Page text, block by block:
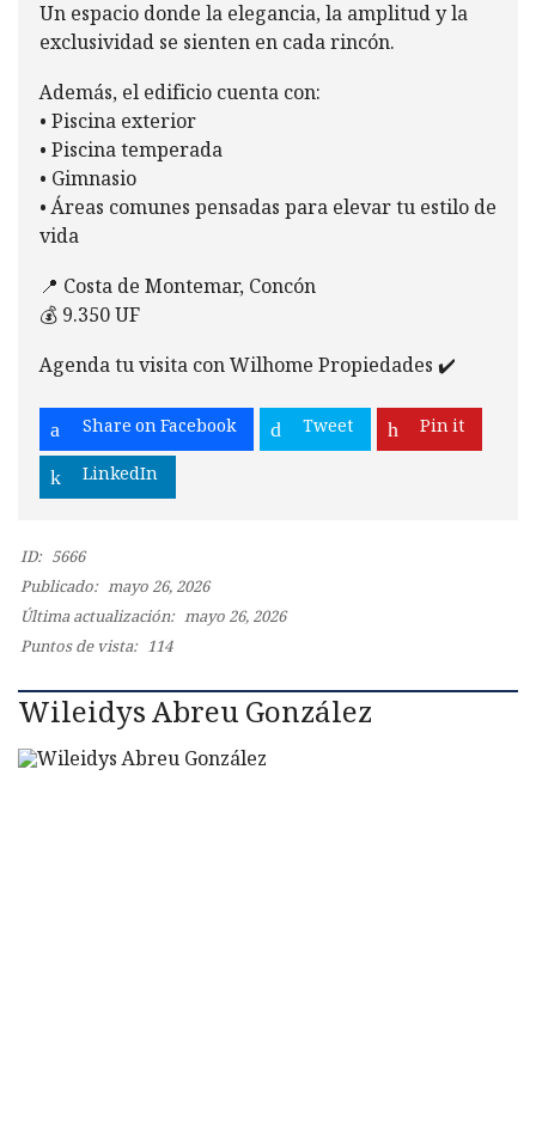
Un espacio donde la elegancia, la amplitud y la
exclusividad se sienten en cada rincón.
Además, el edificio cuenta con:
• Piscina exterior
• Piscina temperada
• Gimnasio
• Áreas comunes pensadas para elevar tu estilo de
vida
📍 Costa de Montemar, Concón
💰 9.350 UF
Agenda tu visita con Wilhome Propiedades ✔️
Share on Facebook Tweet
Pin it
LinkedIn
ID: 5666
Publicado: mayo 26, 2026
Última actualización: mayo 26, 2026
Puntos de vista: 114
Wileidys Abreu González